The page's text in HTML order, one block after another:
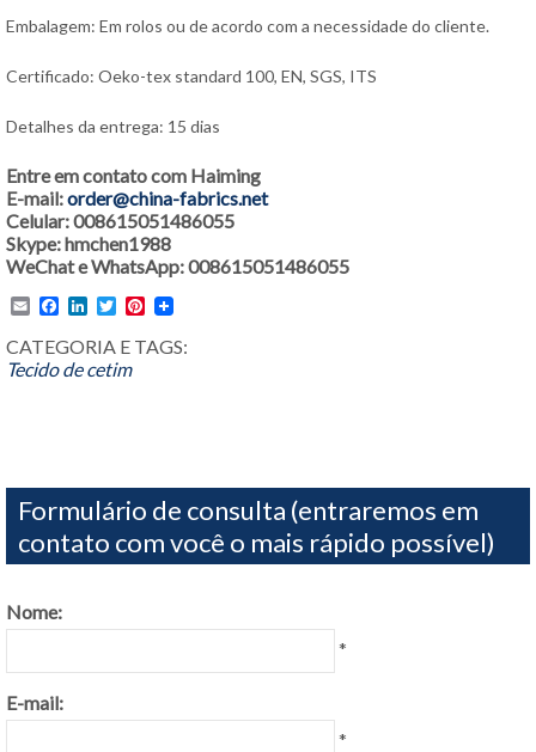
Embalagem: Em rolos ou de acordo com a necessidade do cliente.
Certificado: Oeko-tex standard 100, EN, SGS, ITS
Detalhes da entrega: 15 dias
Entre em contato com Haiming
E-mail:order@china-fabrics.net
Celular: 008615051486055
Skype: hmchen1988
WeChat e WhatsApp: 008615051486055
EmailFacebook
LinkedIn
TwitterPinterest
CATEGORIA E TAGS:
Tecido de cetim
Formulário de consulta (entraremos em
contato com você o mais rápido possível)
Nome:
*
E-mail:
*